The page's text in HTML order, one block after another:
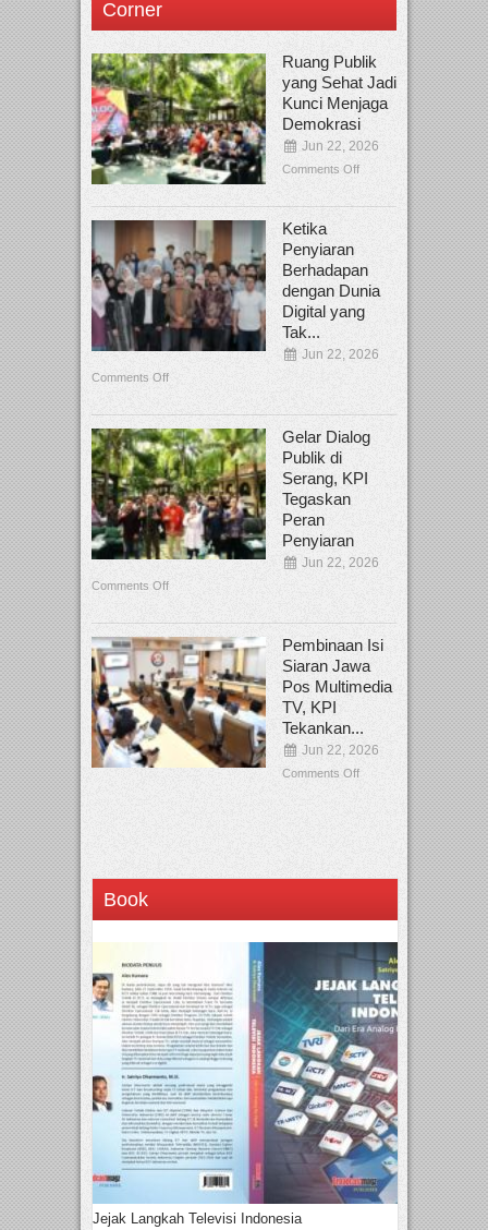
Corner
Ruang Publik
yang Sehat Jadi
Kunci Menjaga
Demokrasi
Jun 22, 2026
Comments Off
Ketika
Penyiaran
Berhadapan
dengan Dunia
Digital yang
Tak...
Jun 22, 2026
Comments Off
Gelar Dialog
Publik di
Serang, KPI
Tegaskan
Peran
Penyiaran
Jun 22, 2026
Comments Off
Pembinaan Isi
Siaran Jawa
Pos Multimedia
TV, KPI
Tekankan...
Jun 22, 2026
Comments Off
Book
Jejak Langkah Televisi Indonesia